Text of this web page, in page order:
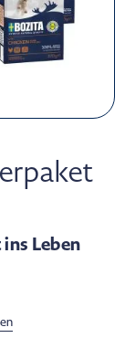
Leben